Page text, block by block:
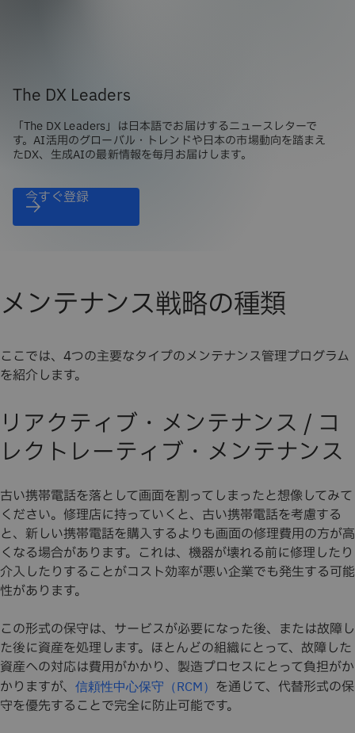
The DX Leaders
「The DX Leaders」は日本語でお届けするニュースレターで
す。AI活用のグローバル・トレンドや日本の市場動向を踏まえ
たDX、生成AIの最新情報を毎月お届けします。
今すぐ登録
メンテナンス戦略の種類
ここでは、4つの主要なタイプのメンテナンス管理プログラム
を紹介します。
リアクティブ・メンテナンス / コ
レクトレーティブ・メンテナンス
古い携帯電話を落として画面を割ってしまったと想像してみて
ください。修理店に持っていくと、古い携帯電話を考慮する
と、新しい携帯電話を購入するよりも画面の修理費用の方が高
くなる場合があります。これは、機器が壊れる前に修理したり
介入したりすることがコスト効率が悪い企業でも発生する可能
性があります。
この形式の保守は、サービスが必要になった後、または故障し
た後に資産を処理します。ほとんどの組織にとって、故障した
資産への対応は費用がかかり、製造プロセスにとって負担がか
かりますが、 信頼性中心保守（RCM） を通じて、代替形式の保
守を優先することで完全に防止可能です。